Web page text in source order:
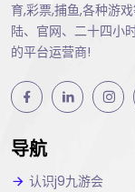
育,彩票,捕鱼,各种游
陆、官网、二十四小
的平台运营商!
导航
认识j9九游会